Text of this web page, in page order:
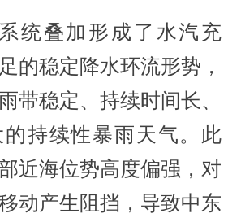
叠加形成了水汽充
的稳定降水环流形势，
带稳定、持续时间长、
的持续性暴雨天气。此
近海位势高度偏强，对
动产生阻挡，导致中东